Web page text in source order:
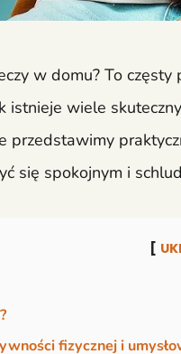
w domu? To
istnieje wiele
przedstawimy
się spokojnym i
fizycznej i